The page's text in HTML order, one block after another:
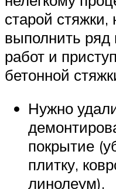
старой
выполнить ряд
работ и
бетонной
Нужно
покрытие
плитку,
линолеум).